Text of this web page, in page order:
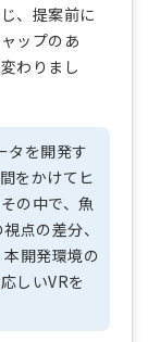
、提案前に
ップのあ
わりまし
タを開発す
をかけてヒ
の中で、魚
点の差分、
開発環境の
しいVRを